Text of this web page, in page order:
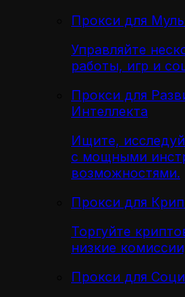
Прокси для
Управляйте
работы, игр и
Прокси для
Интеллекта
Ищите,
с мощными
возможностями.
Прокси для
Торгуйте
низкие
Прокси для